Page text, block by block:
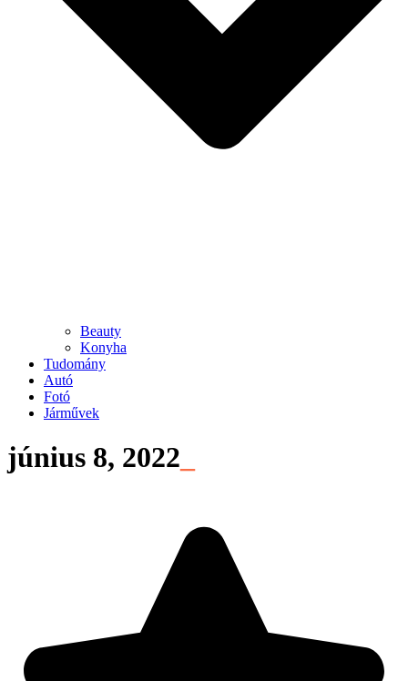
Beauty
Konyha
Tudomány
Autó
Fotó
Járművek
június 8, 2022